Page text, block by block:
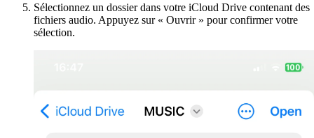
Sélectionnez un dossier dans votre iCloud Drive contenant des
fichiers audio. Appuyez sur « Ouvrir » pour confirmer votre
sélection.